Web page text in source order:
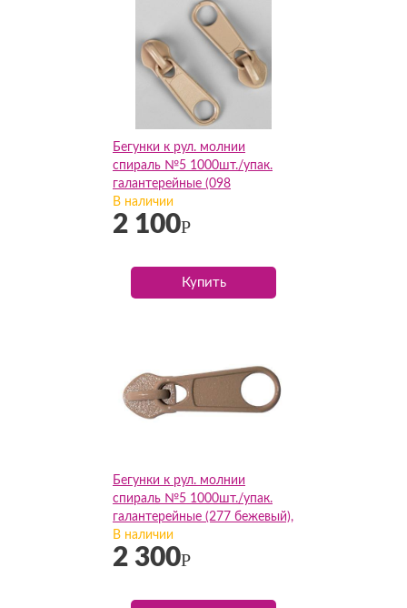
Бегунки к рул. молнии
спираль №5 1000шт./упак.
галантерейные (098
т.бежевый), упак
В наличии
2 100Р
Купить
Бегунки к рул. молнии
спираль №5 1000шт./упак.
галантерейные (277 бежевый),
упак
В наличии
2 300Р